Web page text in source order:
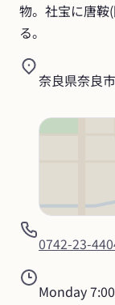
物。社宝に唐鞍
る。
奈良県奈良
0742-23-
Monday